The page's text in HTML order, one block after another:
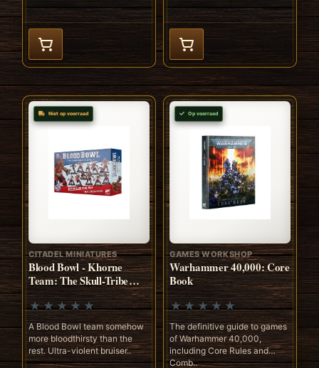
Niet op voorraad
CITADEL MINIATURES
Blood Bowl - Khorne
Team: The Skull-Tribe
Slaughterers
A Blood Bowl team somehow
more bloodthirsty than the
rest. Ultra-violent bruiser..
Op voorraad
GAMES WORKSHOP
Warhammer 40,000: Core
Book
The definitive guide to games
of Warhammer 40,000,
including Core Rules and
Comb..